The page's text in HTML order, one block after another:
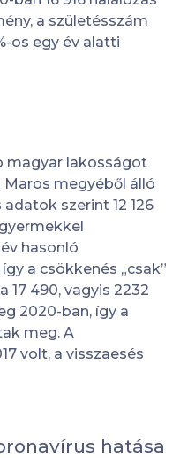
a születésszám
os egy év alatti
magyar lakosságot
megyéből álló
szerint 12 126
hasonló
a csökkenés „csak”
17 490, vagyis 2232
2020-ban, így a
meg. A
volt, a visszaesés
hatása